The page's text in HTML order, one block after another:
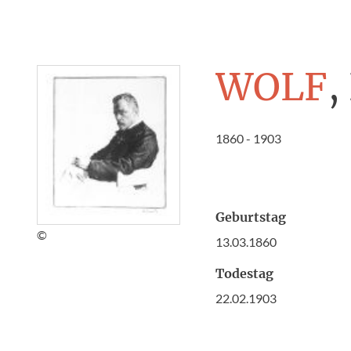
WOLF
1860 - 1903
Geburtstag
13.03.1860
Todestag
22.02.1903
©